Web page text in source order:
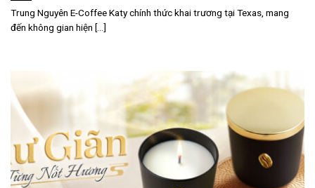
Trung Nguyên E-Coffee Katy chính thức khai trương tại Texas, mang
đến không gian hiện [...]